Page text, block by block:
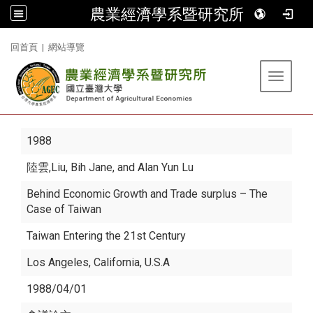
農業經濟學系暨研究所
回首頁 | 網站導覽
Toggle
1988
陸雲,Liu, Bih Jane, and Alan Yun Lu
Behind Economic Growth and Trade surplus – The
Case of Taiwan
Taiwan Entering the 21st Century
Los Angeles, California, U.S.A
1988/04/01